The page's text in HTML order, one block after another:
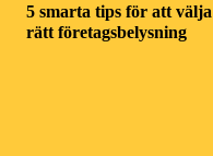
5 smarta tips för att välja
rätt företagsbelysning